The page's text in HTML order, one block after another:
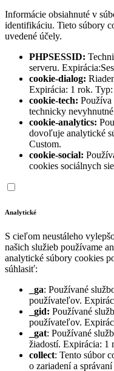
Informácie obsiahnuté v
identifikáciu. Tieto súbory
uvedené účely.
PHPSESSID:
serveru.
cookie-dialog:
Expirácia: 1 rok. Typ:
cookie-tech:
technicky
cookie-analytics:
dovoľuje analytické
Custom.
cookie-social:
cookies sociálnych
Analytické
S cieľom neustáleho
našich služieb používame
analytické súbory cookies
súhlasiť:
_ga: Používané
používateľov.
_gid: Používané
používateľov.
_gat: Používané
žiadostí. Expirácia: 1
collect: Tento súbor
o zariadení a